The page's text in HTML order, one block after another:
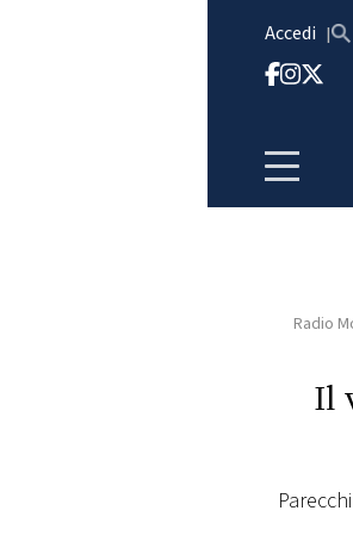
Accedi
HOME
RADIO
Radio
Il